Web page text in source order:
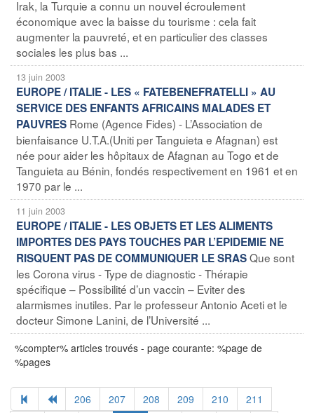
Irak, la Turquie a connu un nouvel écroulement
économique avec la baisse du tourisme : cela fait
augmenter la pauvreté, et en particulier des classes
sociales les plus bas ...
13 juin 2003
EUROPE / ITALIE - LES « FATEBENEFRATELLI » AU
SERVICE DES ENFANTS AFRICAINS MALADES ET
PAUVRES Rome (Agence Fides) - L’Association de
bienfaisance U.T.A.(Uniti per Tanguieta e Afagnan) est
née pour aider les hôpitaux de Afagnan au Togo et de
Tanguieta au Bénin, fondés respectivement en 1961 et en
1970 par le ...
11 juin 2003
EUROPE / ITALIE - LES OBJETS ET LES ALIMENTS
IMPORTES DES PAYS TOUCHES PAR L’EPIDEMIE NE
RISQUENT PAS DE COMMUNIQUER LE SRASQue sont
les Corona virus - Type de diagnostic - Thérapie
spécifique – Possibilité d’un vaccin – Eviter des
alarmismes inutiles. Par le professeur Antonio Aceti et le
docteur Simone Lanini, de l’Université ...
%compter% articles trouvés - page courante: %page de
%pages
206 207 208 209 210
211